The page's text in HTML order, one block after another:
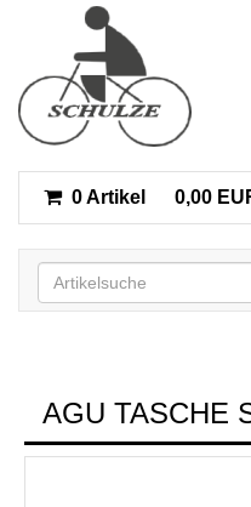
0 Artikel 0,00
AGU TASCHE